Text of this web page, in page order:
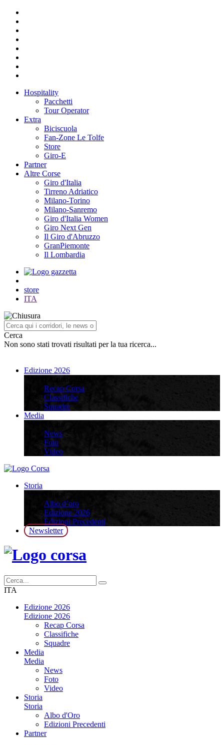
Hospitality
Pacchetti
Tour Operator
Extra
Biciscuola
Fan-Zone Le Tolfe
Store
Giro-E
Partner
Altre Corse
Giro d'Italia
Tirreno Adriatico
Milano-Torino
Milano-Sanremo
Giro d'Italia Women
Giro Next Gen
Il Giro d'Abruzzo
GranPiemonte
Il Lombardia
store
ITA
Cerca
Non sono stati trovati risultati per la tua ricerca...
Edizione 2026
Recap Corsa
Classifiche
Squadre
Media
News
Foto
Video
Storia
Albo d’oro
Edizione 2026
Edizioni Precedenti
Newsletter
ITA
Edizione 2026
Edizione 2026
Recap Corsa
Classifiche
Squadre
Media
Media
News
Foto
Video
Storia
Storia
Albo d'Oro
Edizioni Precedenti
Partner